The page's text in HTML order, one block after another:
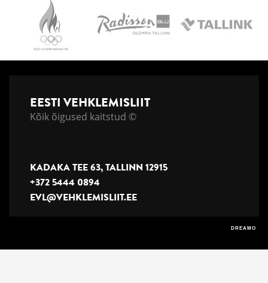
EESTI VEHKLEMISLIIT
Kõik õigused kaitstud ©
KADAKA TEE 63, TALLINN 12915
+372 5444 0894
EVL@VEHKLEMISLIIT.EE
DREAMO